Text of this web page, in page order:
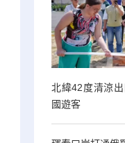
北緯42度清涼
國遊客